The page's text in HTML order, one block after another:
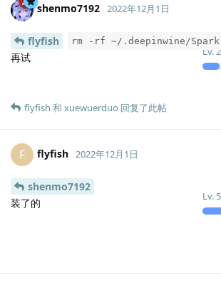
shenmo7192
Lv.
2022年12月1日
flyfish rm -rf ~/.deepinwine/
再试
flyfish 和 xuewuerduo 回复了此帖
F flyfish
Lv. 5
2022年12月1日
shenmo7192
装了的